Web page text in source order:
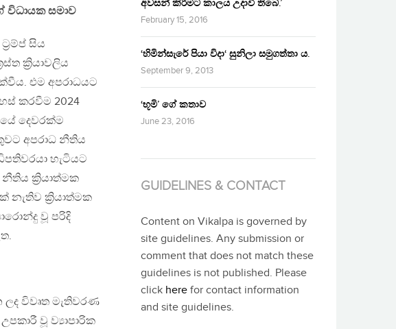
විධායක සමාව
සිය
ක්‍රියාවලිය
එම අපරාධයට
කරවීම 2024
දෙවරක්ම
අපරාධ නීතිය
හැටියට
ක්‍රියාත්මක
නැතිව ක්‍රියාත්මක
වූ පරිදි
විවෘත මැතිවරණ
වූ ව්‍යාපාරික
අවසන් කිරීමට කාලය උදාවී තිබේ.’
February 15, 2016
‘හිමින්සැරේ පියා විදා‘ සුනිලා සමුගත්තා ය.
September 9, 2013
‘භූමි’ ගේ කතාව
June 23, 2016
GUIDELINES & CONTACT
Content on Vikalpa is governed by
site guidelines. Any submission or
comment that does not match these
guidelines is not published. Please
click here for contact information
and site guidelines.